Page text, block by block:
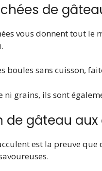
de
vous donnent tout
boules sans cuisson,
ni grains, ils sont
de gâteau
est la preuve